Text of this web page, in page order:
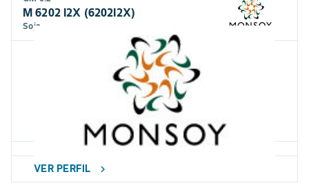
M 6202 I2X (6202I2X)
Soja
Ampla adaptação com alto teto produtivo.
VER PERFIL
chevron_right